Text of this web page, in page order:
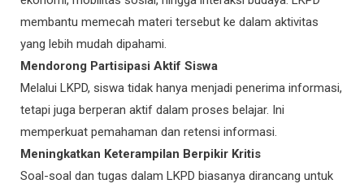
membantu memecah materi tersebut ke dalam aktivitas
yang lebih mudah dipahami.
Mendorong Partisipasi Aktif Siswa
Melalui LKPD, siswa tidak hanya menjadi penerima informasi,
tetapi juga berperan aktif dalam proses belajar. Ini
memperkuat pemahaman dan retensi informasi.
Meningkatkan Keterampilan Berpikir Kritis
Soal-soal dan tugas dalam LKPD biasanya dirancang untuk